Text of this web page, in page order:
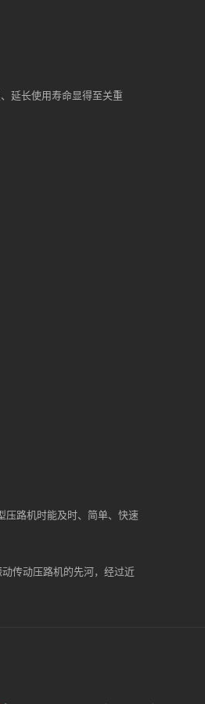
延长使用寿命显得至关重
压路机时能及时、简单、快速
传动压路机的先河，经过近